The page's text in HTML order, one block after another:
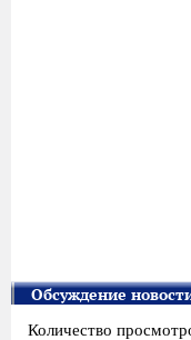
Обсуждение
Количество